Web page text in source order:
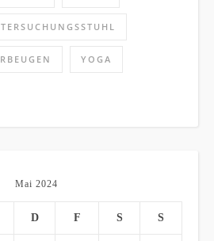
YOGA
Mai 2024
D F S S